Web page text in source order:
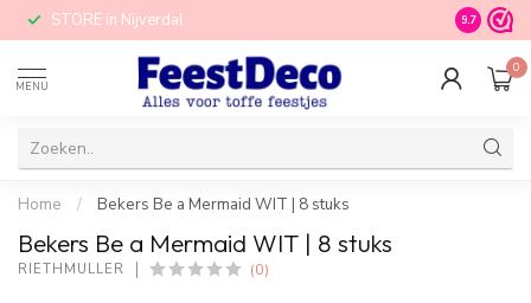
STORE in Nijverdal 9.7
MENU
0
Home / Bekers Be a Mermaid WIT | 8 stuks
Bekers Be a Mermaid WIT | 8 stuks
RIETHMÜLLER (0)